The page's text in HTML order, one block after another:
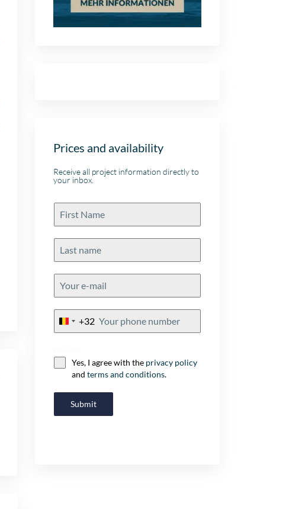
Prices and availability
Receive all project information directly to
your inbox.
Belgium
+32
Yes, I agree with the privacy policy
and terms and conditions.
Submit